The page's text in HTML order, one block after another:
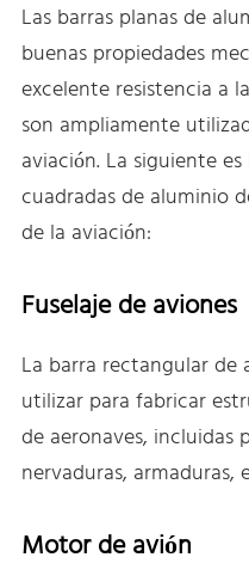
Las barras planas de
buenas propiedades
excelente resistencia a
son ampliamente
aviación. La siguiente
cuadradas de aluminio
de la aviación:
Fuselaje de aviones
La barra rectangular de
utilizar para fabricar
de aeronaves, incluidas
nervaduras, armaduras,
Motor de avión